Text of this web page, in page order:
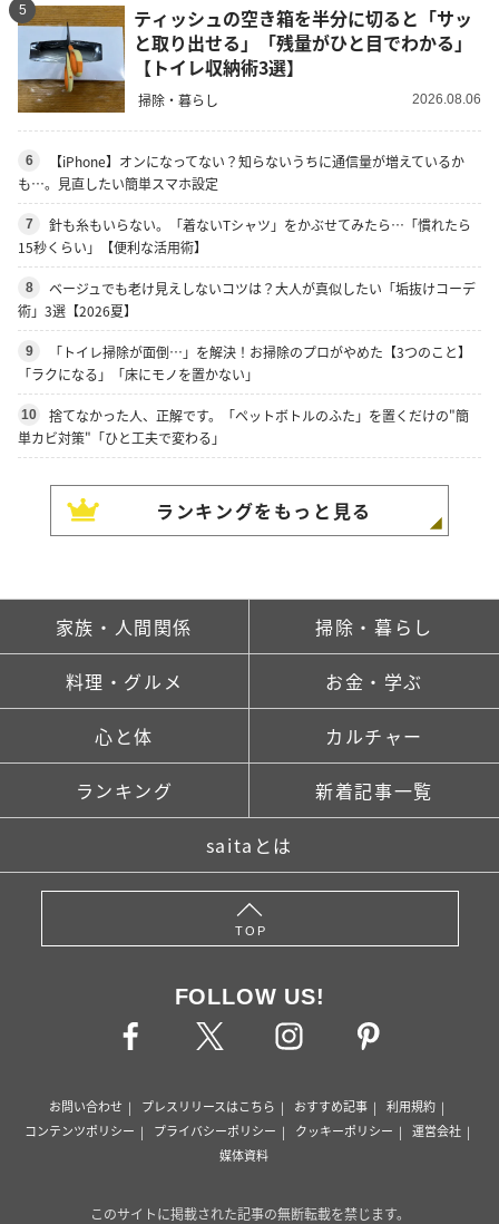
5
ティッシュの空き箱を半分に切ると「サッ
と取り出せる」「残量がひと目でわかる」
【トイレ収納術3選】
掃除・暮らし 2026.08.06
6
【iPhone】オンになってない？知らないうちに通信量が増えているか
も…。見直したい簡単スマホ設定
7
針も糸もいらない。「着ないTシャツ」をかぶせてみたら…「慣れたら
15秒くらい」【便利な活用術】
8
ベージュでも老け見えしないコツは？大人が真似したい「垢抜けコーデ
術」3選【2026夏】
9
「トイレ掃除が面倒…」を解決！お掃除のプロがやめた【3つのこと】
「ラクになる」「床にモノを置かない」
10
捨てなかった人、正解です。「ペットボトルのふた」を置くだけの"簡
単カビ対策"「ひと工夫で変わる」
ランキングをもっと見る
家族・人間関係 掃除・暮らし
料理・グルメ お金・学ぶ
心と体 カルチャー
ランキング 新着記事一覧
saitaとは
TOP
FOLLOW US!
お問い合わせ プレスリリースはこちら おすすめ記事
利用規約
コンテンツポリシー
プライバシーポリシー クッキーポリシー
運営会社
媒体資料
このサイトに掲載された記事の無断転載を禁じます。